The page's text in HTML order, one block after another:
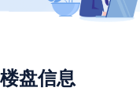
楼盘信息